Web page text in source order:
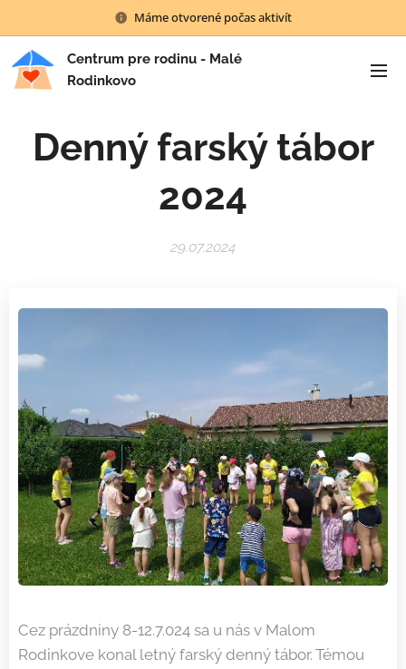
Máme otvorené počas aktivít
Centrum pre rodinu - Malé
Rodinkovo
Denný farský tábor
2024
29.07.2024
Cez prázdniny 8-12.7.024 sa u nás v Malom
Rodinkove konal letný farský denný tábor. Témou